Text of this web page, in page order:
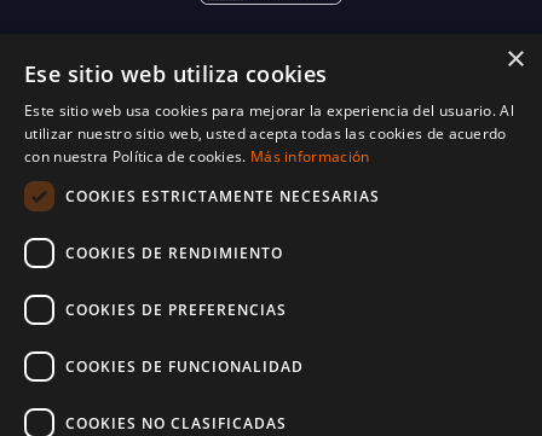
×
Ese sitio web utiliza cookies
Este sitio web usa cookies para mejorar la experiencia del usuario. Al
utilizar nuestro sitio web, usted acepta todas las cookies de acuerdo
con nuestra Política de cookies. Más información
COOKIES ESTRICTAMENTE NECESARIAS
COOKIES DE RENDIMIENTO
COOKIES DE PREFERENCIAS
COOKIES DE FUNCIONALIDAD
COOKIES NO CLASIFICADAS